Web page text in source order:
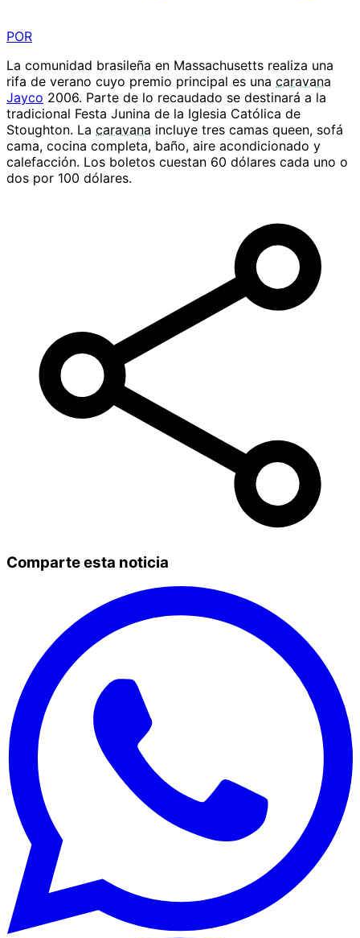
POR
La comunidad brasileña en Massachusetts realiza una
rifa de verano cuyo premio principal es una caravana
Jayco 2006. Parte de lo recaudado se destinará a la
tradicional Festa Junina de la Iglesia Católica de
Stoughton. La caravana incluye tres camas queen, sofá
cama, cocina completa, baño, aire acondicionado y
calefacción. Los boletos cuestan 60 dólares cada uno o
dos por 100 dólares.
Comparte esta noticia